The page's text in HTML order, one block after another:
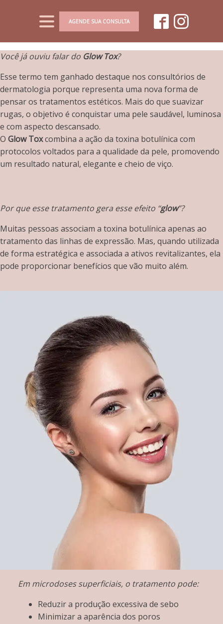
AGENDE SUA CONSULTA
Você já ouviu falar do Glow Tox?
Esse termo tem ganhado destaque nos consultórios de
dermatologia porque representa uma nova forma de
pensar os tratamentos estéticos. Mais do que suavizar
rugas, o objetivo é conquistar uma pele saudável, luminosa
e com aspecto descansado.
O Glow Toxcombina a ação da toxina botulínica com
protocolos voltados para a qualidade da pele, promovendo
um resultado natural, elegante e cheio de viço.
Por que esse tratamento gera esse efeito “glow”?
Muitas pessoas associam a toxina botulínica apenas ao
tratamento das linhas de expressão. Mas, quando utilizada
de forma estratégica e associada a ativos revitalizantes, ela
pode proporcionar benefícios que vão muito além.
Em microdoses superficiais, o tratamento pode:
Reduzir a produção excessiva de sebo
Minimizar a aparência dos poros